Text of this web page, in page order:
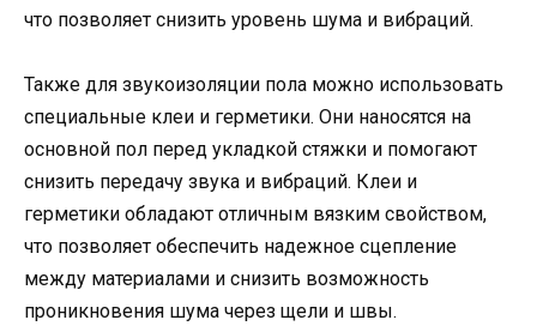
что позволяет снизить уровень шума и вибраций.
Также для звукоизоляции пола можно использовать
специальные клеи и герметики. Они наносятся на
основной пол перед укладкой стяжки и помогают
снизить передачу звука и вибраций. Клеи и
герметики обладают отличным вязким свойством,
что позволяет обеспечить надежное сцепление
между материалами и снизить возможность
проникновения шума через щели и швы.